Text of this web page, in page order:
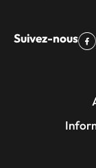
Suivez-nous